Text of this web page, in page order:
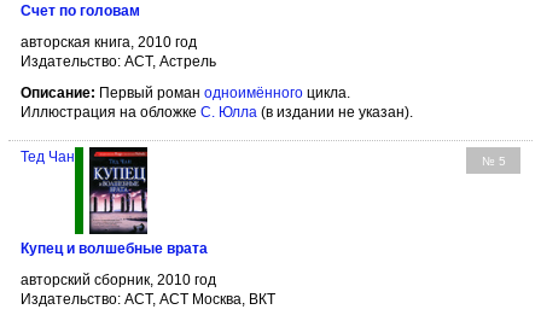
Счет по головам
авторская книга, 2010 год
Издательство: АСТ, Астрель
Описание: Первый роман одноимённого цикла.
Иллюстрация на обложке С. Юлла (в издании не указан).
№ 5
Тед Чан
Купец и волшебные врата
авторский сборник, 2010 год
Издательство: АСТ, АСТ Москва, ВКТ